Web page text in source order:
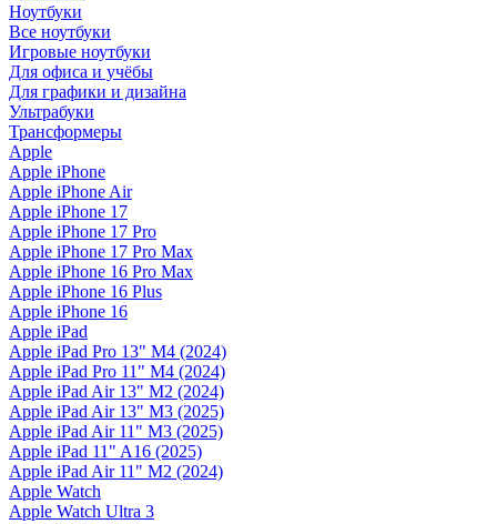
Ноутбуки
Все ноутбуки
Игровые ноутбуки
Для офиса и учёбы
Для графики и дизайна
Ультрабуки
Трансформеры
Apple
Apple iPhone
Apple iPhone Air
Apple iPhone 17
Apple iPhone 17 Pro
Apple iPhone 17 Pro Max
Apple iPhone 16 Pro Max
Apple iPhone 16 Plus
Apple iPhone 16
Apple iPad
Apple iPad Pro 13" M4 (2024)
Apple iPad Pro 11" M4 (2024)
Apple iPad Air 13" M2 (2024)
Apple iPad Air 13" M3 (2025)
Apple iPad Air 11" M3 (2025)
Apple iPad 11" A16 (2025)
Apple iPad Air 11" M2 (2024)
Apple Watch
Apple Watch Ultra 3